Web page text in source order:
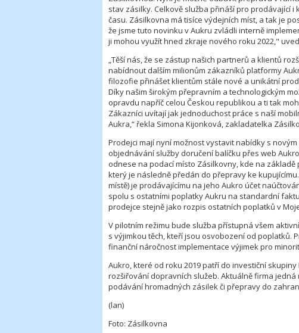
stav zásilky. Celkově služba přináší pro prodávající
času. Zásilkovna má tisíce výdejních míst, a tak je
že jsme tuto novinku v Aukru zvládli interně
ji mohou využít hned zkraje nového roku 2022,"
„Těší nás, že se zástup našich partnerů a klientů
nabídnout dalším milionům zákazníků platformy
filozofie přinášet klientům stále nové a unikátní
Díky našim širokým přepravním a technologickým
opravdu napříč celou Českou republikou a ti tak
Zákazníci uvítají jak jednoduchost práce s naší
Aukra,“ řekla Simona Kijonková, zakladatelka
Prodejci mají nyní možnost vystavit nabídky s
objednávání služby doručení balíčku přes web
odnese na podací místo Zásilkovny, kde na
který je následně předán do přepravy ke
místě) je prodávajícímu na jeho Aukro účet
spolu s ostatními poplatky Aukru na standardní
prodejce stejně jako rozpis ostatních poplatků v
V pilotním režimu bude služba přístupná všem
s výjimkou těch, kteří jsou osvobození od poplatků.
finanční náročnost implementace výjimek pro
Aukro, které od roku 2019 patří do investiční
rozšiřování dopravních služeb. Aktuálně firma
podávání hromadných zásilek či přepravy do
(lan)
Foto: Zásilkovna